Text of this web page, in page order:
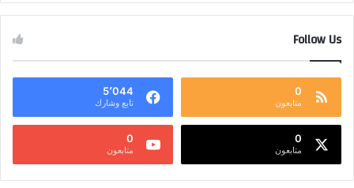
Follow Us
0
متابعون
5٬044
تابع وشارك
0
متابعون
0
متابعون